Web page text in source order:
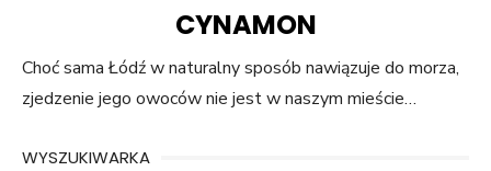
CYNAMON
Choć sama Łódź w naturalny sposób nawiązuje do morza,
zjedzenie jego owoców nie jest w naszym mieście…
WYSZUKIWARKA